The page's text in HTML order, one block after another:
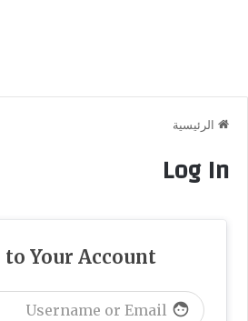
الرئيسية
Log In
Your Account
face